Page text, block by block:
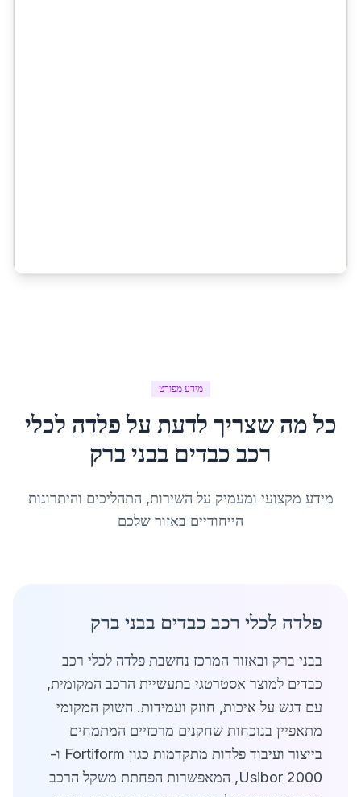
מידע מפורט
כל מה שצריך לדעת עלפלדה לכלי
רכב כבדים בבני ברק
מידע מקצועי ומעמיק על השירות, התהליכים והיתרונות
הייחודיים באזור שלכם
פלדה לכלי רכב כבדים בבני ברק
בבני ברק ובאזור המרכז נחשבת פלדה לכלי רכב
כבדים למוצר אסטרטגי בתעשיית הרכב המקומית,
עם דגש על איכות, חוזק ועמידות. השוק המקומי
מתאפיין בנוכחות שחקנים מרכזיים המתמחים
בייצור ועיבוד פלדות מתקדמות כגון Fortiform ו-
Usibor 2000, המאפשרות הפחתת משקל הרכב